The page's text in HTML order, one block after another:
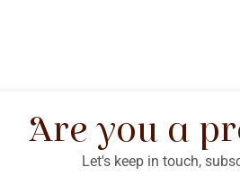
Are you a
Let's keep in touch,